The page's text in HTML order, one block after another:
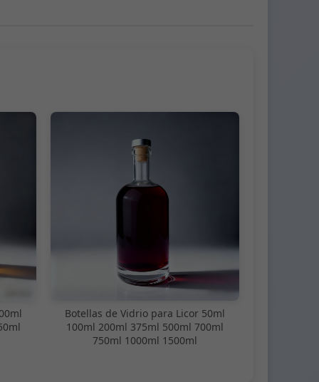
Botellas de Vidrio para Licor 50ml
100ml 200ml 375ml 500ml 700ml
750ml 1000ml 1500ml